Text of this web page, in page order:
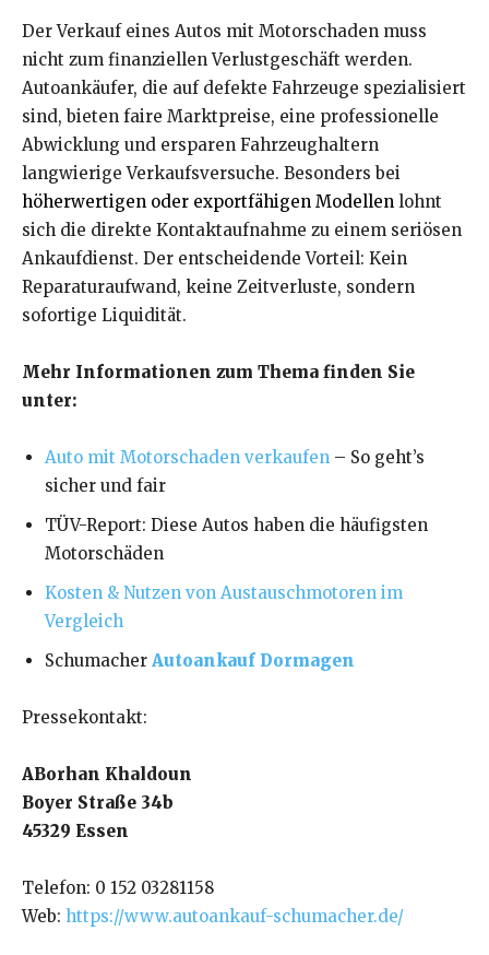
Der Verkauf eines Autos mit Motorschaden muss
nicht zum finanziellen Verlustgeschäft werden.
Autoankäufer, die auf defekte Fahrzeuge spezialisiert
sind, bieten faire Marktpreise, eine professionelle
Abwicklung und ersparen Fahrzeughaltern
langwierige Verkaufsversuche. Besonders bei
höherwertigen oder exportfähigen Modellen lohnt
sich die direkte Kontaktaufnahme zu einem seriösen
Ankaufdienst. Der entscheidende Vorteil: Kein
Reparaturaufwand, keine Zeitverluste, sondern
sofortige Liquidität.
Mehr Informationen zum Thema finden Sie
unter:
Auto mit Motorschaden verkaufen – So geht’s
sicher und fair
TÜV-Report: Diese Autos haben die häufigsten
Motorschäden
Kosten & Nutzen von Austauschmotoren im
Vergleich
Schumacher Autoankauf Dormagen
Pressekontakt:
ABorhan Khaldoun
Boyer Straße 34b
45329 Essen
Telefon: 0 152 03281158
Web: https://www.autoankauf-schumacher.de/